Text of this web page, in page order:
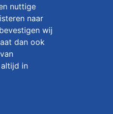
nuttige
naar
wij
dan ook
altijd in